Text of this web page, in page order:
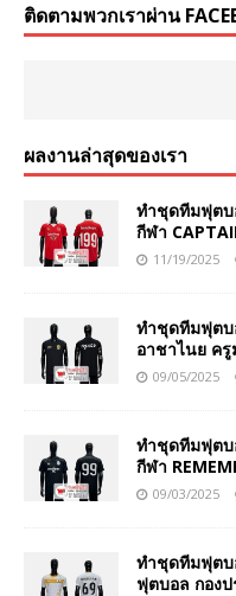
ติดตามพวกเราผ่าน
ผลงานล่าสุดของเรา
ทำชุดทีมฟุตบ
กีฬา
11/19/2025
ทำชุดทีมฟุตบ
อาชาไนย ค
09/05/2025
ทำชุดทีมฟุตบ
กีฬา
09/03/2025
ทำชุดทีมฟุตบ
ฟุตบอล กอง